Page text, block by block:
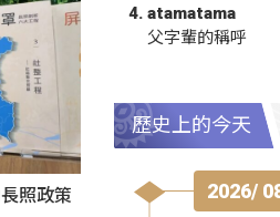
照政策
atamatama
父字輩的稱呼
歷史上的今天
2026/